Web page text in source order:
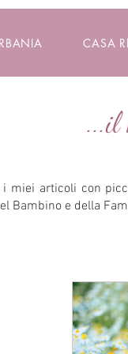
CASA
...il
i miei articoli con
Bambino e della